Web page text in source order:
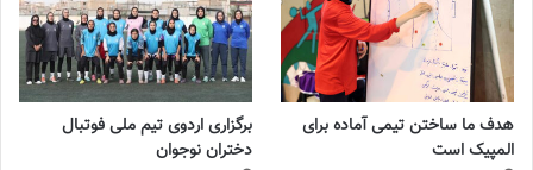
هدف ما ساختن تیمی آماده برای
المپیک است
برگزاری اردوی تیم ملی فوتبال
دختران نوجوان